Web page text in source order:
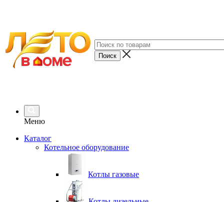
Меню
Каталог
Котельное оборудование
Котлы газовые